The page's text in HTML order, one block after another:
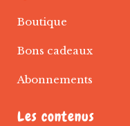
Boutique
Bons cadeaux
Abonnements
Les contenus